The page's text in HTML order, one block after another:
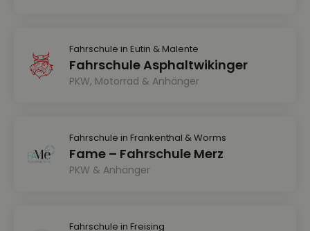
Fahrschule in Eutin & Malente
Fahrschule Asphaltwikinger
PKW, Motorrad & Anhänger
Fahrschule in Frankenthal & Worms
Fame – Fahrschule Merz
PKW & Anhänger
Fahrschule in Freising